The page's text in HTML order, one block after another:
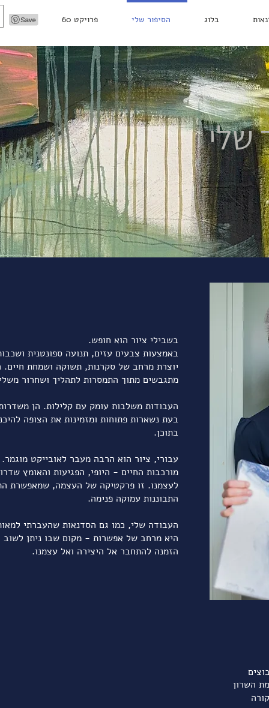
בלוג הסיפור שלי פרויקט 60
שלי
מקום ליצירה בחיים שלך, אבל היומיום תמיד מנצח?
הרגשתי לפעמים קצת אבודה.
טוב, אבל כל אדם יוצר יודע שהטוב הזה לא מגיע בכל פעם.
בו גם בשלבי הביניים, אלו שאנחנו לא בטוחות בהם.
בדיוק מה שבניתי עבורך במועדון.
ולתמיכה, בה נוכל להתייעץ, לתת ולקבל השראה גם בין המפגשים
שלי בתהליך היצירה, בטכניקות של ציור מופשט ובשכלול הקול האישי
הצבעים וכלי העבודה בסטודיו (המשתתפות מביאות איתן את
במועדים שונים (בקרים וערבים). כדי לשמור על האינטימיות, מספר
בשבילי ציור הוא חופש.
באמצעות צבעים עזים, תנועה ספונטנית
יוצרת מרחב של סקרנות, תשוקה ושמחת חיים.
מתגבשים מתוך התמסרות לתהליך ושחרור
העבודות משלבות עומק עם קלילות. הן
בעת נשארות פתוחות ומזמינות את הצופה
בתוכן.
עבורי, ציור הוא הרבה מעבר לאובייקט
מורכבות החיים - היופי, הפגיעות והאומץ
לעצמנו. זו פרקטיקה של העצמה, שמאפשרת
התבוננות עמוקה פנימה.
העבודה שלי, כמו גם הסדנאות שהעברתי
היא מרחב של אפשרות - מקום שבו ניתן לשוב
הזמנה להתחבר אל היצירה ואל עצמנו.
השרון